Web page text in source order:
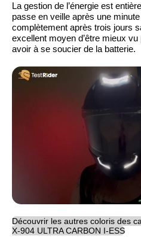
La gestion de l’énergie est
passe en veille après une minute
complètement après trois jours
excellent moyen d’être mieux
avoir à se soucier de la batterie.
Découvrir les autres coloris des
X-904 ULTRA CARBON I-ESS